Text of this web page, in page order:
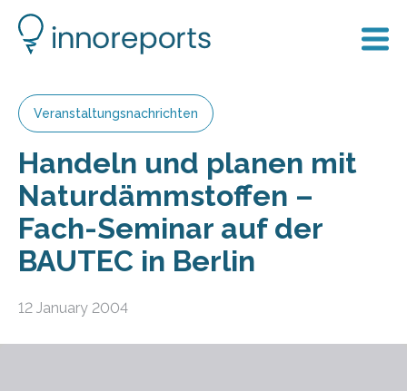
Veranstaltungsnachrichten
Handeln und planen mit
Naturdämmstoffen –
Fach-Seminar auf der
BAUTEC in Berlin
12 January 2004